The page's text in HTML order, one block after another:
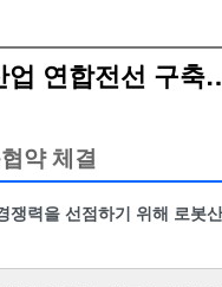
업 연합전선 구
약 체결
력을 선점하기 위해 로봇